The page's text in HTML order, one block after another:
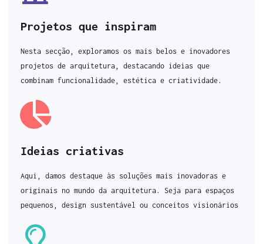
Projetos que inspiram
Nesta secção, exploramos os mais belos e inovadores
projetos de arquitetura, destacando ideias que
combinam funcionalidade, estética e criatividade.
Ideias criativas
Aqui, damos destaque às soluções mais inovadoras e
originais no mundo da arquitetura. Seja para espaços
pequenos, design sustentável ou conceitos visionários